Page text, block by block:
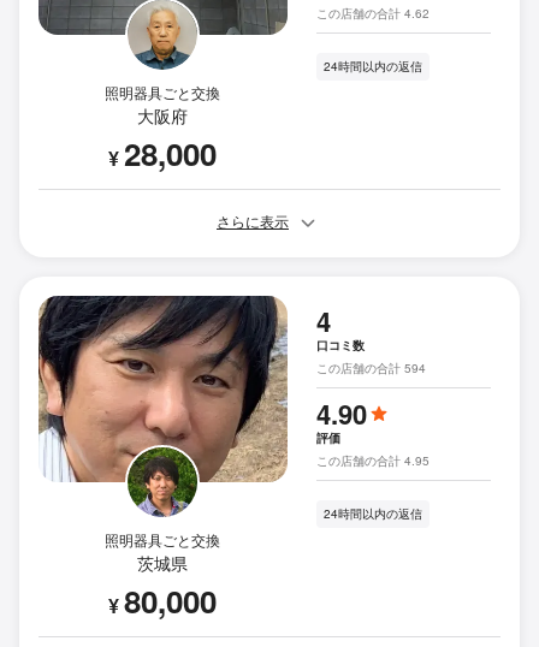
照明器具ごと交換
大阪府
¥28,000
この店舗の合計 4.62
24時間以内の返信
さらに表示
照明器具ごと交換
茨城県
¥80,000
4
口コミ数
この店舗の合計 594
4.90
評価
この店舗の合計 4.95
24時間以内の返信